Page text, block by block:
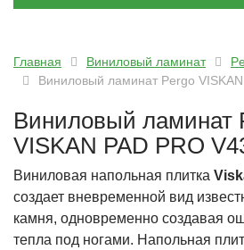
Главная Виниловый ламинат
Виниловый ламинат Pergo
Виниловый ламинат
VISKAN PAD PRO
Виниловая напольная плитка
создает вневременной вид
камня, одновременно создавая
тепла под ногами. Напольная